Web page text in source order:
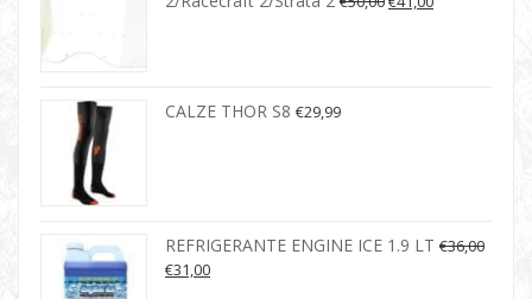
CALZE THOR S8 €29,99
REFRIGERANTE ENGINE ICE 1.9 LT €36,00
€31,00